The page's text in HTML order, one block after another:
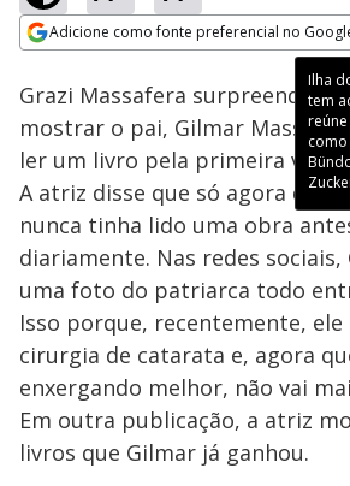
Adicione como fonte preferencial no
Ilha
tem
como
Ativar
60.48%
Grazi Massafera surpreendeu o
mostrar o pai, Gilmar
ler um livro pela primeira vez
A atriz disse que só agora
nunca tinha lido uma obra
diariamente. Nas redes
uma foto do patriarca todo
Isso porque, recentemente,
cirurgia de catarata e, agora
enxergando melhor, não vai
Em outra publicação, a atriz
livros que Gilmar já ganhou.